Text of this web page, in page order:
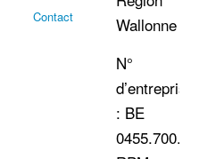
Contact
Wallonne
N°
d’entreprise
: BE
0455.700.060